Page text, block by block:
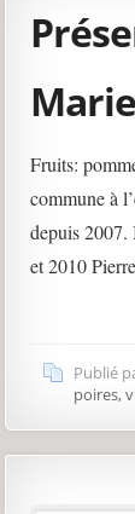
Marie
Fruits:
commune à
depuis 2007.
et 2010
Publié
poires,